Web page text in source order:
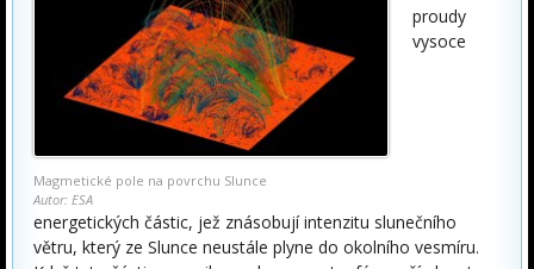
Magmetické pole na povrchu Slunce
Autor: ESA
proudy
vysoce
energetických částic, jež znásobují intenzitu slunečního
větru, který ze Slunce neustále plyne do okolního vesmíru.